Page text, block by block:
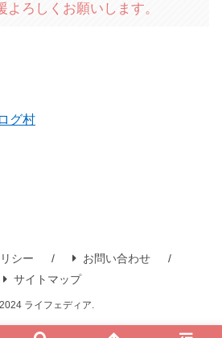
よろしくお願いします。
グ村
シー
お問い合わせ
サイトマップ
ライフェディア.